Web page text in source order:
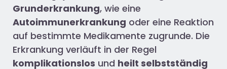
Grunderkrankung, wie eine
Autoimmunerkrankung oder eine Reaktion
auf bestimmte Medikamente zugrunde. Die
Erkrankung verläuft in der Regel
komplikationslos und heilt selbstständig